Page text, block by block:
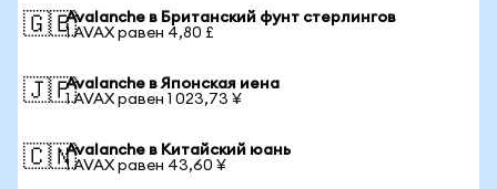
🇬🇧Avalanche в Британский фунт стерлингов
1 AVAX равен 4,80 £
🇯🇵Avalanche в Японская иена
1 AVAX равен 1 023,73 ¥
🇨🇳Avalanche в Китайский юань
1 AVAX равен 43,60 ¥